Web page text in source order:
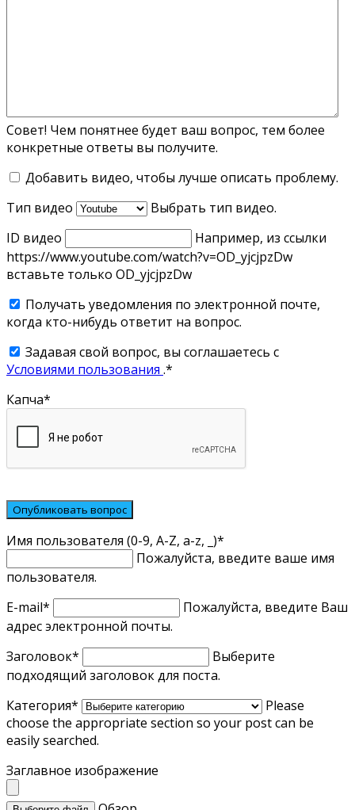
Совет! Чем понятнее будет ваш вопрос, тем более
конкретные ответы вы получите.
Добавить видео, чтобы лучше описать проблему.
Тип видео
Выбрать тип видео.
ID видео
Например, из ссылки
https://www.youtube.com/watch?v=OD_yjcjpzDw
вставьте только OD_yjcjpzDw
Получать уведомления по электронной почте,
когда кто-нибудь ответит на вопрос.
Задавая свой вопрос, вы соглашаетесь с
Условиями пользования .*
Капча*
Имя пользователя (0-9, A-Z, a-z, _)*
Пожалуйста, введите ваше имя
пользователя.
E-mail*
Пожалуйста, введите Ваш
адрес электронной почты.
Заголовок*
Выберите
подходящий заголовок для поста.
Категория*
Please
choose the appropriate section so your post can be
easily searched.
Заглавное изображение